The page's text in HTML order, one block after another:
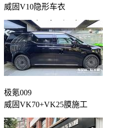
威固V10隐形车衣
极氪009
威固VK70+VK25膜施工